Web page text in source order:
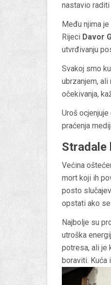
nastavio
Među njima
Rijeci Davor
utvrđivanju
Svakoj smo
ubrzanjem,
očekivanja,
Uroš
praćenja
Stradale
Većina
mort koji ih
posto
opstati ako
Najbolje su
utroška
potresa, ali je
boraviti. Kuća